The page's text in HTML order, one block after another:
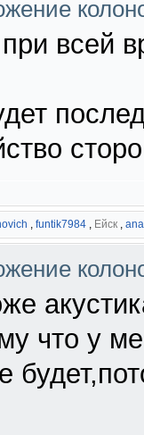
всей
, funtik7984 , Ейск ,
что у